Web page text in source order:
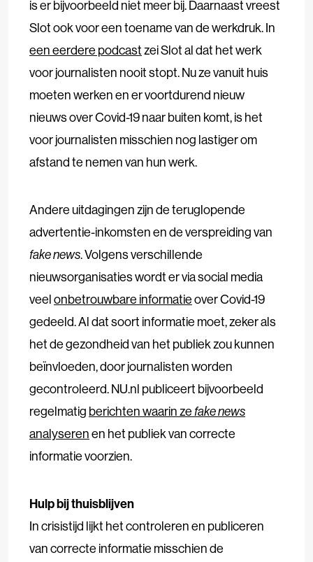
is er bijvoorbeeld niet meer bij. Daarnaast vreest
Slot ook voor een toename van de werkdruk. In
een eerdere podcastzei Slot al dat het werk
voor journalisten nooit stopt. Nu ze vanuit huis
moeten werken en er voortdurend nieuw
nieuws over Covid-19 naar buiten komt, is het
voor journalisten misschien nog lastiger om
afstand te nemen van hun werk.
Andere uitdagingen zijn de teruglopende
advertentie-inkomsten en de verspreiding van
fake news. Volgens verschillende
nieuwsorganisaties wordt er via social media
veelonbetrouwbare informatieover Covid-19
gedeeld. Al dat soort informatie moet, zeker als
het de gezondheid van het publiek zou kunnen
beïnvloeden, door journalisten worden
gecontroleerd. NU.nl publiceert bijvoorbeeld
regelmatig berichten waarin zefake news
analyserenen het publiek van correcte
informatie voorzien.
Hulp bij thuisblijven
In crisistijd lijkt het controleren en publiceren
van correcte informatie misschien de